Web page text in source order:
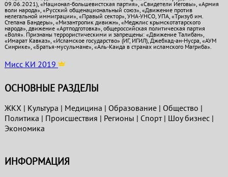
09.06.2021), «Национал-большевистская партия», «Свидетели Иеговы», «Армия
воли народа», «Русский общенациональный союз», «Движение против
нелегальной иммиграции», «Правый сектор», УНА-УНСО, УПА, «Тризуб им.
Степана Бандеры», «Мизантропик дивижн», «Меджлис крымскотатарского
народа», движение «Артподготовка», общероссийская политическая партия
«Воля». Признаны террористическими и запрещены: «Движение Талибан»,
«Имарат Кавказ», «Исламское государство» (ИГ, ИГИЛ), Джебхад-ан-Нусра, «АУМ
Синрике», «Братья-мусульмане», «Аль-Каида в странах исламского Магриба».
Мисс КИ 2019
ОСНОВНЫЕ РАЗДЕЛЫ
ЖКХ | Культура | Медицина | Образование| Общество |
Политика | Проиcшествия | Регионы | Спорт| Шоу бизнес|
Экономика
ИНФОРМАЦИЯ